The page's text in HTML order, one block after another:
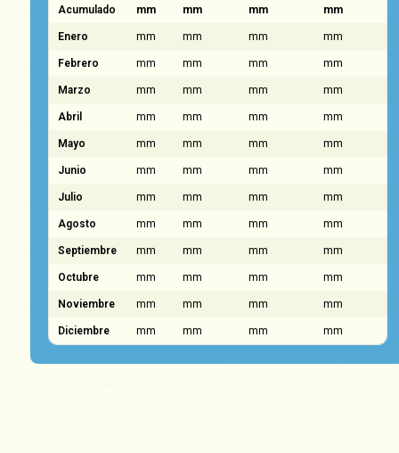
Acumulado mm mm mm mm
Enero mm mm mm mm
Febrero mm mm mm mm
Marzo mm mm mm mm
Abril mm mm mm mm
Mayo mm mm mm mm
Junio mm mm mm mm
Julio mm mm mm mm
Agosto mm mm mm mm
Septiembre mm mm mm mm
Octubre mm mm mm mm
Noviembre mm mm mm mm
Diciembre mm mm mm mm